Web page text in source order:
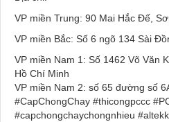
VP miền Trung: 90 Mai Hắc Đế,
VP miền Bắc: Số 6 ngõ 134 Sài
VP miền Nam 1: Số 1462 Võ Văn
Hồ Chí Minh
VP miền Nam 2: số 65 đường số
#CapChongChay #thicongpccc
#capchongchaychongnhieu